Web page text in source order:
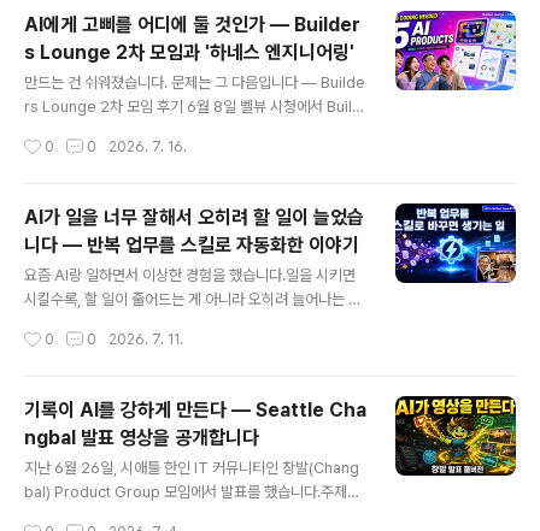
니다. 저는 AI 번역이 좋아지고 유튜브 더빙 기능까지 나온
걸 보면서, 언어 장벽이 예전만큼 크지 않을 거라고 판단했
습니다. 그래서 같은 내용을 한국어 영상과 영어 영상, 두
버전으로 만들어 올려왔는데요. AI로 채널 데이터를 뜯어
보니, 이 판단 자체가 하락의 원인 중 하나였습니다. 시청자
개는 전략은 각 버전의 노출과 완청률을 동시에 갉아먹고
AI에게 고삐를 어디에 둘 것인가 — Builder
s Lounge 2차 모임과 '하네스 엔지니어링'
만드는 건 쉬워졌습니다. 문제는 그 다음입니다 — Builde
rs Lounge 2차 모임 후기 6월 8일 벨뷰 시청에서 Build
슬라이드 말고 만든 걸 가져올 것.다섯 분이 각자 AI로 만든
안 써본 분도 있었습니다. 그런데 다섯 개 모두 실제로 돌아
갔습니다.전체 영상(1시간 28분)은 아래에 있습니다. 이
글에서는 그날 나온 것들을 정리하고, 끝나고 나서도 계속
생각하게 된 두 가지 이야기를 덧붙입니다. https://yout
u.be/Racs4wG3BtA 이날 나온 다섯 개두뇌 훈련 보드
께 만든 보드게임입니다. 컴퓨터와..
0 0 2026. 7. 16.
AI가 일을 너무 잘해서 오히려 할 일이 늘었습
니다 — 반복 업무를 스킬로 자동화한 이야기
요즘 AI랑 일하면서 이상한 경험을 했습니다.일을 시키면
시킬수록, 할 일이 줄어드는 게 아니라 오히려 늘어나는 겁
왜 할 일이 늘어날까. 곰곰이 생각해보니 이유는 간단했습
속 떠오르는 거였습니다. 처리 속도가 빨라질수록 아이디
어도 빨라지고, 아이디어가 빨라지니까 할 일 목록도 같이
빨라지는 거죠.실험 ① — 반복되는 일들을 찾아서 자동화
하다그래서 이번 주에는 방향을 좀 바꿔봤습니다. 늘어난
0 0 2026. 7. 11.
기록이 AI를 강하게 만든다 — Seattle Cha
ngbal 발표 영상을 공개합니다
지난 6월 26일, 시애틀 한인 IT 커뮤니티인 창발(Chang
bal) Product Group 모임에서 발표를 했습니다.주제는